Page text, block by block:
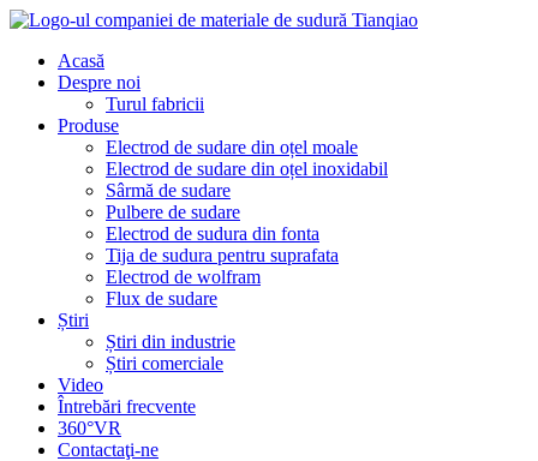
Acasă
Despre noi
Turul fabricii
Produse
Electrod de sudare din oțel moale
Electrod de sudare din oțel inoxidabil
Sârmă de sudare
Pulbere de sudare
Electrod de sudura din fonta
Tija de sudura pentru suprafata
Electrod de wolfram
Flux de sudare
Știri
Știri din industrie
Știri comerciale
Video
Întrebări frecvente
360°VR
Contactaţi-ne